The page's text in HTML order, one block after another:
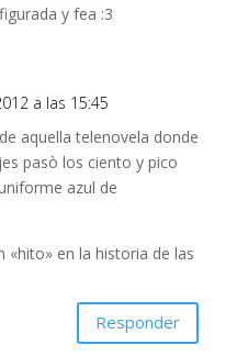
y fea :3
a las 15:45
aquella telenovela donde
pasò los ciento y pico
azul de
«hito» en la historia de las
Responder